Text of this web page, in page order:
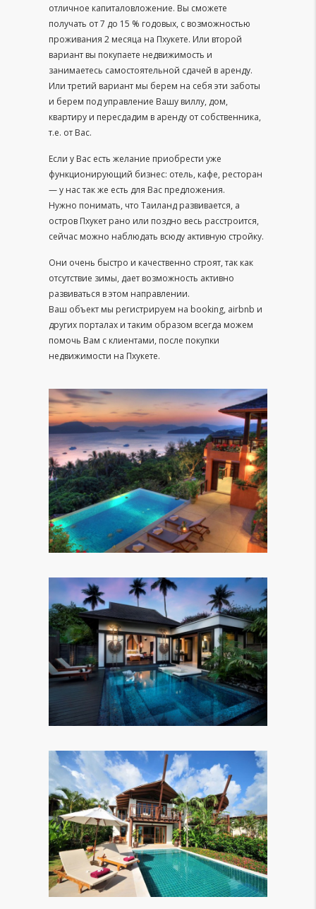
отличное капиталовложение. Вы сможете
получать от 7 до 15 % годовых, с возможностью
проживания 2 месяца на Пхукете. Или второй
вариант вы покупаете недвижимость и
занимаетесь самостоятельной сдачей в аренду.
Или третий вариант мы берем на себя эти заботы
и берем под управление Вашу виллу, дом,
квартиру и пересдадим в аренду от собственника,
т.е. от Вас.
Если у Вас есть желание приобрести уже
функционирующий бизнес: отель, кафе, ресторан
— у нас так же есть для Вас предложения.
Нужно понимать, что Таиланд развивается, а
остров Пхукет рано или поздно весь расстроится,
сейчас можно наблюдать всюду активную стройку.
Они очень быстро и качественно строят, так как
отсутствие зимы, дает возможность активно
развиваться в этом направлении.
Ваш объект мы регистрируем на booking, airbnb и
других порталах и таким образом всегда можем
помочь Вам с клиентами, после покупки
недвижимости на Пхукете.